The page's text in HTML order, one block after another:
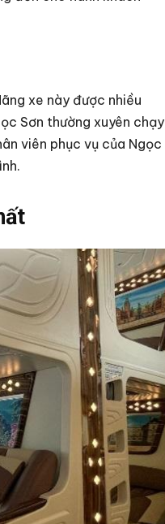
xe này được nhiều
Sơn thường xuyên chạy
viên phục vụ của Ngọc